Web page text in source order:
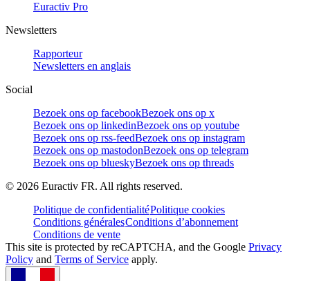
Euractiv Pro
Newsletters
Rapporteur
Newsletters en anglais
Social
Bezoek ons op facebookBezoek ons op x
Bezoek ons op linkedinBezoek ons op youtube
Bezoek ons op rss-feedBezoek ons op instagram
Bezoek ons op mastodonBezoek ons op telegram
Bezoek ons op blueskyBezoek ons op threads
© 2026 Euractiv FR. All rights reserved.
Politique de confidentialitéPolitique cookies
Conditions généralesConditions d’abonnement
Conditions de vente
This site is protected by reCAPTCHA, and the Google Privacy
Policy and Terms of Service apply.